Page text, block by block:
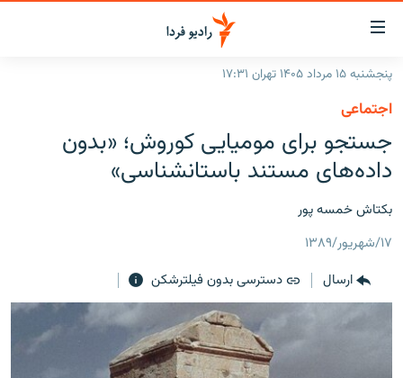
لینک‌های
قابلیت
دسترسی
بازگشت
منوی
اصلی
رفتن
به
صفحه
جهان
فرکانس‌ها
پادکست
چندرسانه‌ای
گزارش‌های تصویری
گزارش‌های ویدئویی
زنان فردا
پنجشنبه ۱۵ مرداد ۱۴۰۵ تهران ۱۷:۳۱
اجتماعی
جستجو برای مومیایی کوروش؛ «بدون
داده‌های مستند باستانشناسی»
بکتاش خمسه پور
۱۷/شهریور/۱۳۸۹
ارسال
دسترسی بدون فیلترشکن